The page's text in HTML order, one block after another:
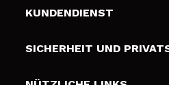
Über uns
Geschenkkarten
KUNDENDIENST
Liefer- und
SICHERHEIT UND
Bedingungen und